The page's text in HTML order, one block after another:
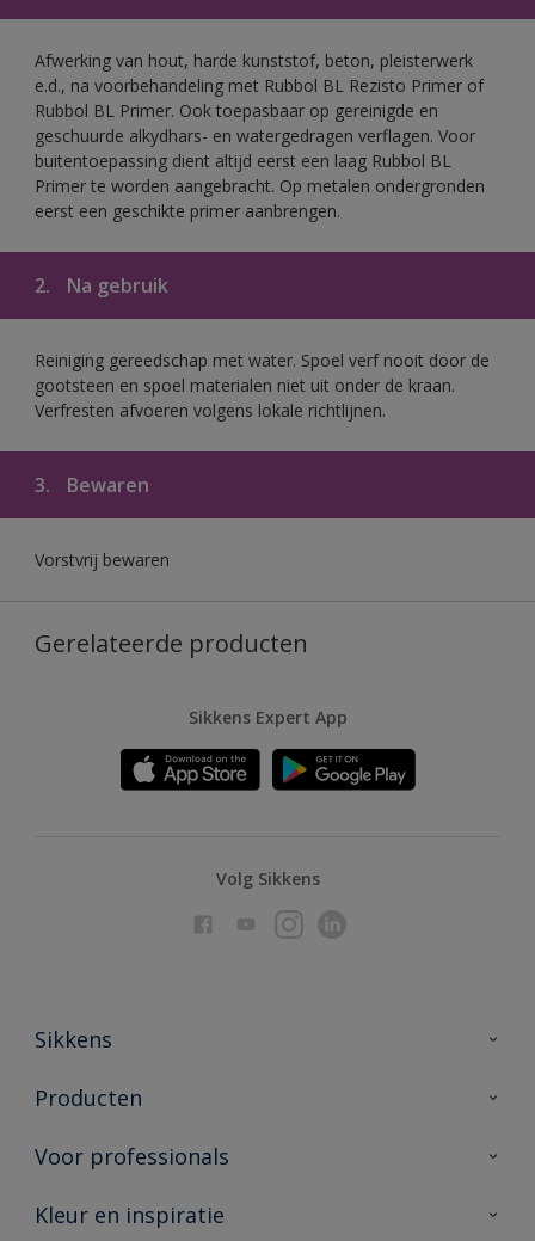
Afwerking van hout, harde kunststof, beton, pleisterwerk
e.d., na voorbehandeling met Rubbol BL Rezisto Primer of
Rubbol BL Primer. Ook toepasbaar op gereinigde en
geschuurde alkydhars- en watergedragen verflagen. Voor
buitentoepassing dient altijd eerst een laag Rubbol BL
Primer te worden aangebracht. Op metalen ondergronden
eerst een geschikte primer aanbrengen.
2. Na gebruik
Reiniging gereedschap met water. Spoel verf nooit door de
gootsteen en spoel materialen niet uit onder de kraan.
Verfresten afvoeren volgens lokale richtlijnen.
3. Bewaren
Vorstvrij bewaren
Gerelateerde producten
Sikkens Expert App
Volg Sikkens
Sikkens
Over Sikkens
Duurzaamheid
Producten
Producten voor binnen
Vind je verkooppunt
Voor professionals
Advies & service
Kleur en inspiratie